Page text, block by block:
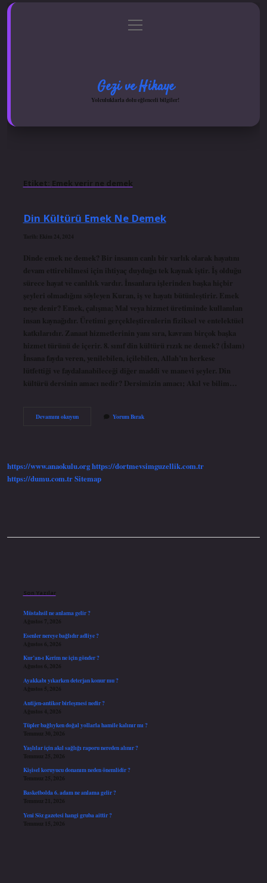
Gizlilik Politikası
menüyü
aç
Gezi ve Hikaye
Yolculuklarla dolu eğlenceli bilgiler!
Etiket: Emek verir ne demek
Din Kültürü Emek Ne Demek
Tarih: Ekim 24, 2024
Dinde emek ne demek? Bir insanın canlı bir varlık olarak hayatını
devam ettirebilmesi için ihtiyaç duyduğu tek kaynak iştir. İş olduğu
sürece hayat ve canlılık vardır. İnsanlara işlerinden başka hiçbir
şeyleri olmadığını söyleyen Kuran, iş ve hayatı bütünleştirir. Emek
neye denir? Emek, çalışma; Mal veya hizmet üretiminde kullanılan
insan kaynağıdır. Üretimi gerçekleştirenlerin fiziksel ve entelektüel
katkılarıdır. Zanaat hizmetlerinin yanı sıra, kavram birçok başka
hizmet türünü de içerir. 8. sınıf din kültürü rızık ne demek? (İslam)
İnsana fayda veren, yenilebilen, içilebilen, Allah’ın herkese
lütfettiği ve faydalanabileceği diğer maddi ve manevi şeyler. Din
kültürü dersinin amacı nedir? Dersimizin amacı; Akıl ve bilim…
Devamını okuyunDin
Yorum Bırak
https://www.anaokulu.orghttps://dortmevsimguzellik.com.tr
https://dumu.com.trSitemap
Son Yazılar
Müstahsil ne anlama gelir ?
Ağustos 7, 2026
Esenler nereye bağlıdır adliye ?
Ağustos 6, 2026
Kur’an-ı Kerim ne için gönder ?
Ağustos 6, 2026
Ayakkabı yıkarken deterjan konur mu ?
Ağustos 5, 2026
Antijen-antikor birleşmesi nedir ?
Ağustos 4, 2026
Tüpler bağlıyken doğal yollarla hamile kalınır mı ?
Temmuz 30, 2026
Yaşlılar için akıl sağlığı raporu nereden alınır ?
Temmuz 25, 2026
Kişisel koruyucu donanım neden önemlidir ?
Temmuz 25, 2026
Basketbolda 6. adam ne anlama gelir ?
Temmuz 21, 2026
Yeni Söz gazetesi hangi gruba aittir ?
Temmuz 15, 2026